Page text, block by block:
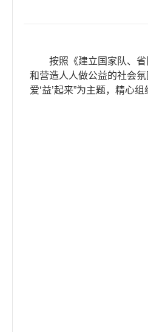
按照《建立国家队、省队
和营造人人做公益的社会
爱‘益’起来”为主题，精心